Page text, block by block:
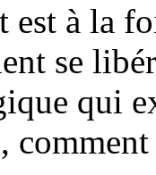
est à la
se
qui
comment